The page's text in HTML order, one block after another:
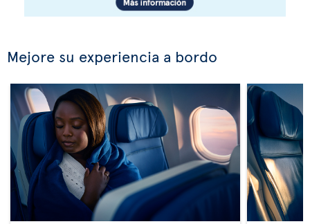
Mejore su experiencia a bordo